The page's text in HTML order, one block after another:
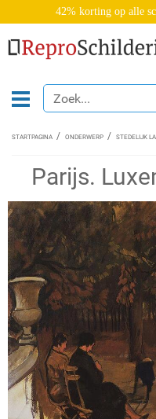
42% korting op alle
STARTPAGINA ONDERWERP STEDELIJK
Parijs.